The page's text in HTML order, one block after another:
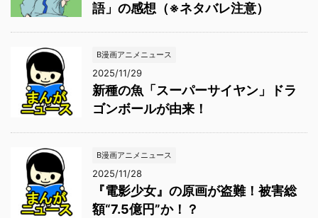
語」の感想（※ネタバレ注意）
B漫画アニメニュース
2025/11/29
新種の魚「スーパーサイヤン」ドラ
ゴンボールが由来！
B漫画アニメニュース
2025/11/28
『電影少女』の原画が盗難！被害総
額“7.5億円”か！？